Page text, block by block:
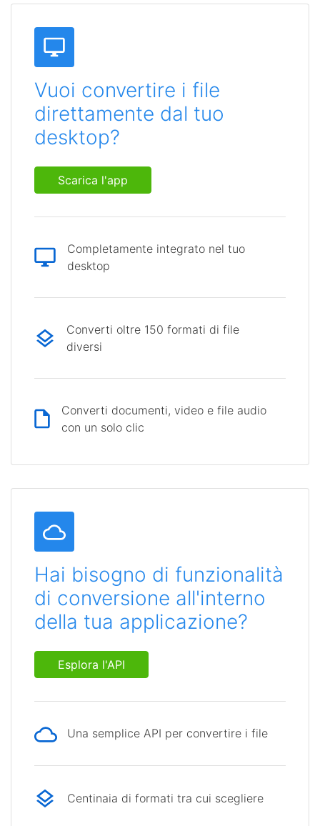
Vuoi convertire i file
direttamente dal tuo
desktop?
Scarica l'app
Completamente integrato nel tuo
desktop
Converti oltre 150 formati di file
diversi
Converti documenti, video e file audio
con un solo clic
Hai bisogno di funzionalità
di conversione all'interno
della tua applicazione?
Esplora l'API
Una semplice API per convertire i file
Centinaia di formati tra cui scegliere